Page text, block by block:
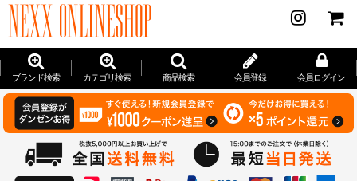
ブランド検索 カテゴリ検索 商品検索 会員登録 会員ログイン